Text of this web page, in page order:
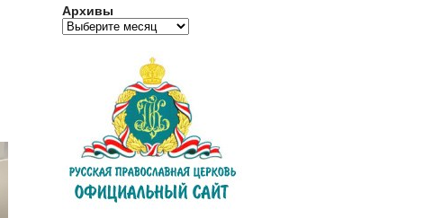
Архивы
А